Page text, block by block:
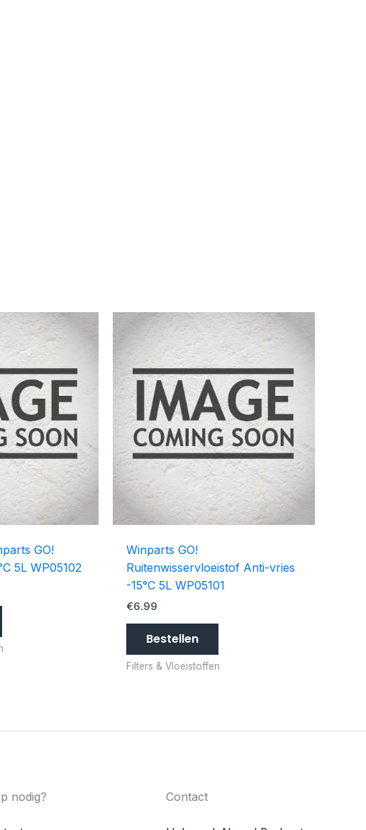
GO!
5L WP05102
Winparts GO!
Ruitenwisservloeistof Anti-vries
-15°C 5L WP05101
€6.99
Bestellen
Filters & Vloeistoffen
nodig? Contact